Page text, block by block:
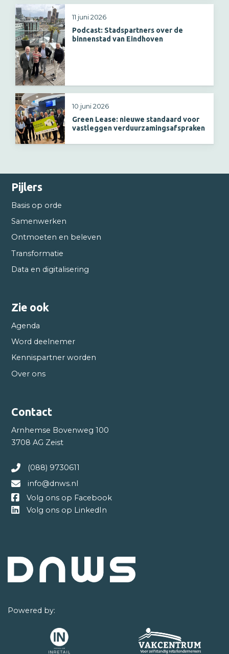
Podcast: Stadspartners over de
binnenstad van Eindhoven
11 juni 2026
Green Lease: nieuwe standaard voor
vastleggen verduurzamingsafspraken
10 juni 2026
Powered by:
Pijlers
Basis op orde
Samenwerken
Ontmoeten en beleven
Transformatie
Data en digitalisering
Zie ook
Agenda
Word deelnemer
Kennispartner worden
Over ons
Contact
Arnhemse Bovenweg 100
3708 AG Zeist
(088) 9730611
info@dnws.nl
Volg ons op Facebook
Volg ons op LinkedIn